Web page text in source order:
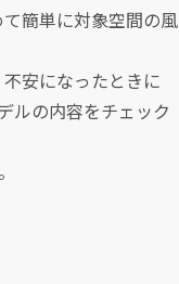
簡単に対象空間の風
安になったときに
ルの内容をチェック